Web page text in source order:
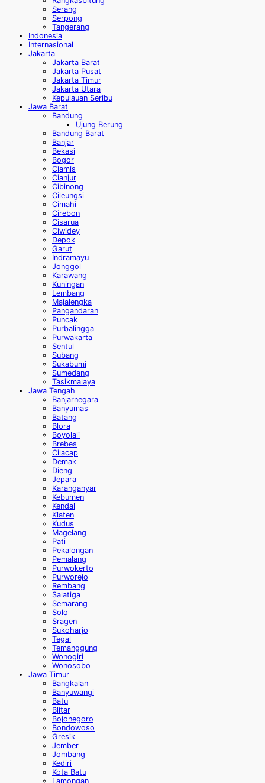
Serang
Serpong
Tangerang
Indonesia
Internasional
Jakarta
Jakarta Barat
Jakarta Pusat
Jakarta Timur
Jakarta Utara
Kepulauan Seribu
Jawa Barat
Bandung
Ujung Berung
Bandung Barat
Banjar
Bekasi
Bogor
Ciamis
Cianjur
Cibinong
Cileungsi
Cimahi
Cirebon
Cisarua
Ciwidey
Depok
Garut
Indramayu
Jonggol
Karawang
Kuningan
Lembang
Majalengka
Pangandaran
Puncak
Purbalingga
Purwakarta
Sentul
Subang
Sukabumi
Sumedang
Tasikmalaya
Jawa Tengah
Banjarnegara
Banyumas
Batang
Blora
Boyolali
Brebes
Cilacap
Demak
Dieng
Jepara
Karanganyar
Kebumen
Kendal
Klaten
Kudus
Magelang
Pati
Pekalongan
Pemalang
Purwokerto
Purworejo
Rembang
Salatiga
Semarang
Solo
Sragen
Sukoharjo
Tegal
Temanggung
Wonogiri
Wonosobo
Jawa Timur
Bangkalan
Banyuwangi
Batu
Blitar
Bojonegoro
Bondowoso
Gresik
Jember
Jombang
Kediri
Kota Batu
Lamongan